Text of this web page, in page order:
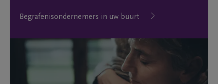
Begrafenisondernemers in uw buurt